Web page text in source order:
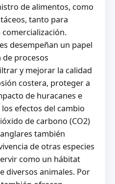
de alimentos, como
tanto para
desempeñan un papel
de procesos
y mejorar la calidad
costera, proteger a
de huracanes e
efectos del cambio
de carbono (CO2)
también
de otras especies
como un hábitat
diversos animales. Por